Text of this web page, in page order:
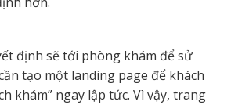
định sẽ tới phòng khám để sử
tạo một landing page để khách
khám” ngay lập tức. Vì vậy, trang